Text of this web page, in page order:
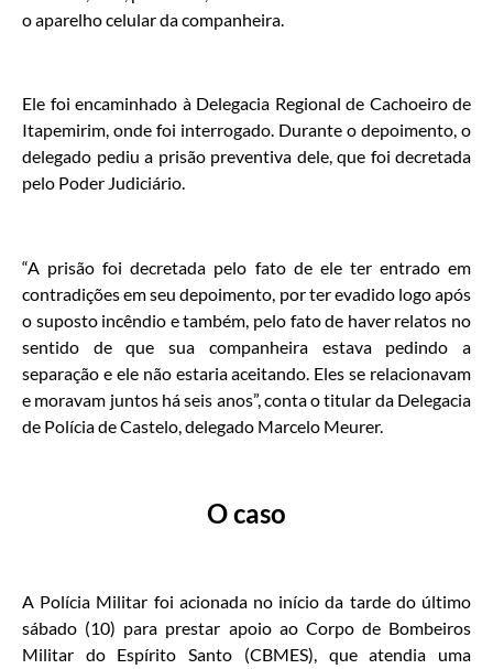
o aparelho celular da companheira.
Ele foi encaminhado à Delegacia Regional de Cachoeiro de
Itapemirim, onde foi interrogado. Durante o depoimento, o
delegado pediu a prisão preventiva dele, que foi decretada
pelo Poder Judiciário.
“A prisão foi decretada pelo fato de ele ter entrado em
contradições em seu depoimento, por ter evadido logo após
o suposto incêndio e também, pelo fato de haver relatos no
sentido de que sua companheira estava pedindo a
separação e ele não estaria aceitando. Eles se relacionavam
e moravam juntos há seis anos”, conta o titular da Delegacia
de Polícia de Castelo, delegado Marcelo Meurer.
O caso
A Polícia Militar foi acionada no início da tarde do último
sábado (10) para prestar apoio ao Corpo de Bombeiros
Militar do Espírito Santo (CBMES), que atendia uma